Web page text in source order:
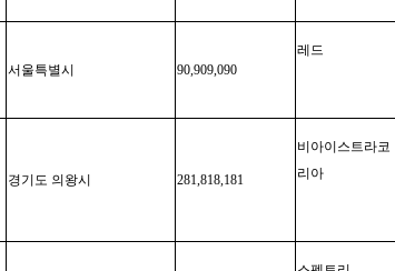
서울특별시 90,909,090
레드
경기도 의왕시 281,818,181
비아이스트라코
리아